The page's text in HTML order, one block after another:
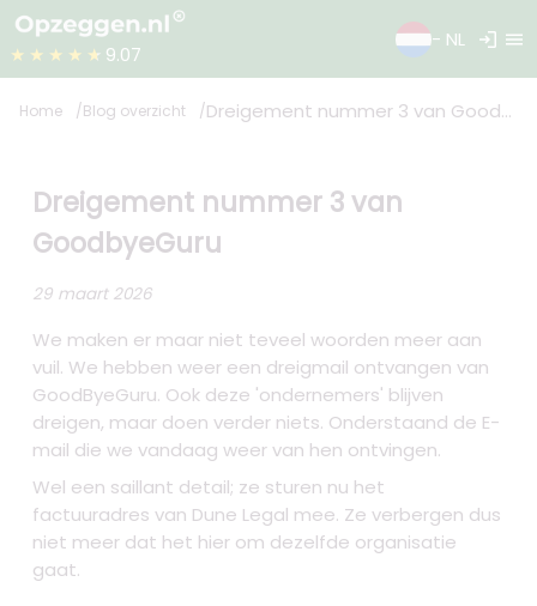
★★★★★ 9.07
- NL login menu
Home Blog overzicht Dreigement nummer 3 van GoodbyeGuru
Dreigement nummer 3 van
GoodbyeGuru
29 maart 2026
We maken er maar niet teveel woorden meer aan
vuil. We hebben weer een dreigmail ontvangen van
GoodByeGuru. Ook deze 'ondernemers' blijven
dreigen, maar doen verder niets. Onderstaand de E-
mail die we vandaag weer van hen ontvingen.
Wel een saillant detail; ze sturen nu het
factuuradres van Dune Legal mee. Ze verbergen dus
niet meer dat het hier om dezelfde organisatie
gaat.